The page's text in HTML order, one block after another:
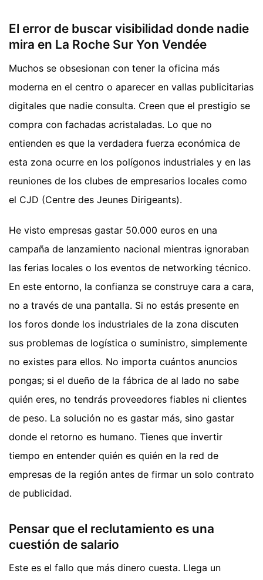
El error de buscar visibilidad donde nadie
mira en La Roche Sur Yon Vendée
Muchos se obsesionan con tener la oficina más
moderna en el centro o aparecer en vallas publicitarias
digitales que nadie consulta. Creen que el prestigio se
compra con fachadas acristaladas. Lo que no
entienden es que la verdadera fuerza económica de
esta zona ocurre en los polígonos industriales y en las
reuniones de los clubes de empresarios locales como
el CJD (Centre des Jeunes Dirigeants).
He visto empresas gastar 50.000 euros en una
campaña de lanzamiento nacional mientras ignoraban
las ferias locales o los eventos de networking técnico.
En este entorno, la confianza se construye cara a cara,
no a través de una pantalla. Si no estás presente en
los foros donde los industriales de la zona discuten
sus problemas de logística o suministro, simplemente
no existes para ellos. No importa cuántos anuncios
pongas; si el dueño de la fábrica de al lado no sabe
quién eres, no tendrás proveedores fiables ni clientes
de peso. La solución no es gastar más, sino gastar
donde el retorno es humano. Tienes que invertir
tiempo en entender quién es quién en la red de
empresas de la región antes de firmar un solo contrato
de publicidad.
Pensar que el reclutamiento es una
cuestión de salario
Este es el fallo que más dinero cuesta. Llega un